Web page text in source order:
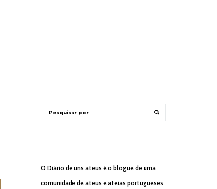
O Diário de uns ateus é o blogue de uma
comunidade de ateus e ateias portugueses